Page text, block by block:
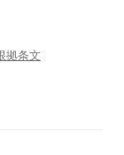
拠条文